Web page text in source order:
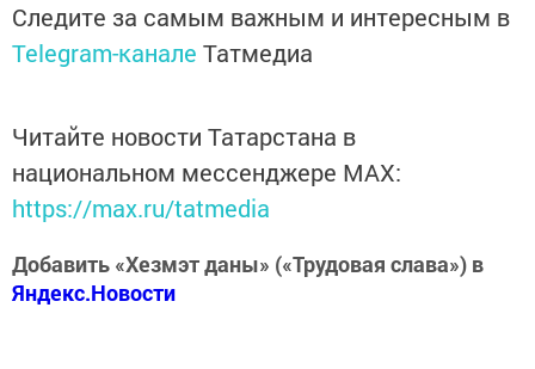
Следите за самым важным и интересным в
Telegram-канале Татмедиа
Читайте новости Татарстана в
национальном мессенджере MАХ:
https://max.ru/tatmedia
Добавить «Хезмэт даны» («Трудовая слава») в
Яндекс.Новости